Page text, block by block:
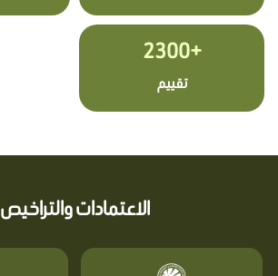
+2300
تقييم
الاعتمادات والتراخيص